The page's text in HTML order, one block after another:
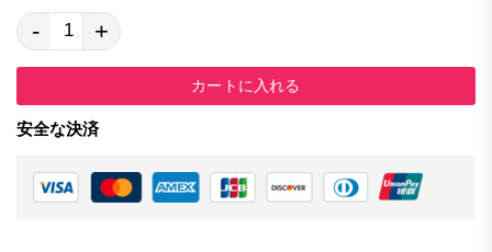
- +
カートに入れる
安全な決済